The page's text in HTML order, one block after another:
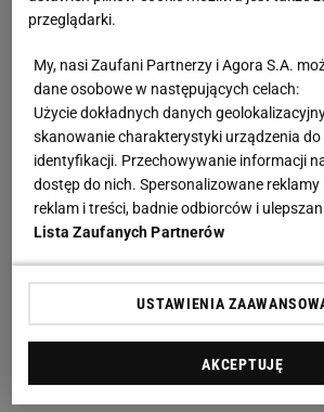
przeglądarki.
My, nasi Zaufani Partnerzy i Agora S.A.
dane osobowe w następujących celach:
Użycie dokładnych danych
skanowanie charakterystyki urządzenia do
identyfikacji. Przechowywanie informacji
dostęp do nich. Spersonalizowane reklamy
reklam i treści, badnie odbiorców i
Lista Zaufanych Partnerów
USTAWIENIA
AKCEPTUJĘ